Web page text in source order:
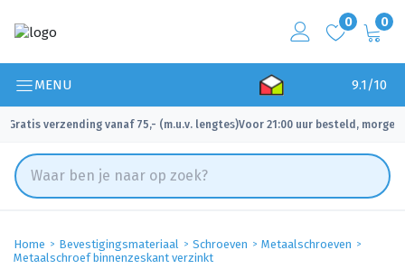
0 0
MENU 9.1/10
Gratis verzending vanaf 75,- (m.u.v. lengtes)
✓ Voor 21:00 uur besteld, morgen
Home Bevestigingsmateriaal Schroeven
Metaalschroeven
Metaalschroef binnenzeskant verzinkt